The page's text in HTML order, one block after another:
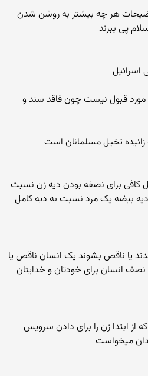
هر چه بیشتر به روشن شدن
پی ببرند
اسرائیل
مورد قبول نیست چون فاقد سند و
تخیل مسلمانان است
کافی برای نصفه بودن دیه زن نسبت
بیضه یک مرد نسبت به دیه کامل
یا ناقص بشوند یک انسان ناقص یا
انسان برای خودتان و خدایتان
از ابتدا زن را برای دادن سرویس
میخواست